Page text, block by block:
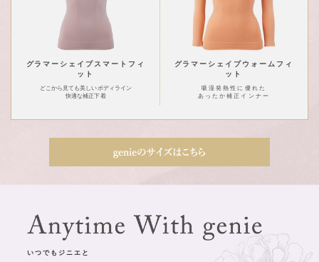
グラマーシェイプスマートフィ
ット
どこから見ても美しいボディライン
快適な補正下着
グラマーシェイプウォームフィ
ット
吸湿発熱性に優れた
あったか補正インナー
いつでもジニエと